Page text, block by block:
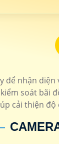
1.600.000
nhận
soát bãi
cải thiện